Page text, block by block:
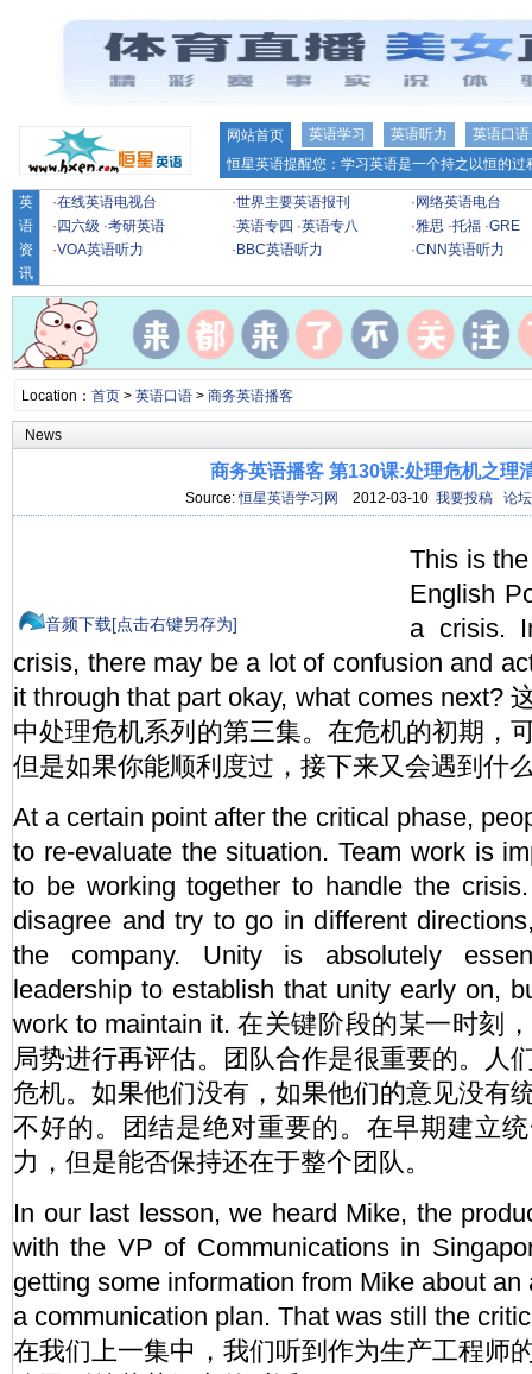
网站首页 英语学习 英语听力
英语口语
恒星英语提醒您：学习英语是一个持之以恒的
英
语
资
讯
·在线英语电视台 ·世界主要英语报刊 · 网络英语电台
· 四六级 ·考研英语 ·英语专四 ·英语专八 ·雅思 ·托福 ·GRE
·VOA英语听力 · BBC英语听力 ·CNN英语听力
Location： 首页> 英语口语> 商务英语播客
News
商务英语播客 第130课:处理危机之理
Source:恒星英语学习网 2012-03-10 我要投稿 论坛
音频下载[点击右键另存为]
This is
English
a crisis.
crisis, there may be a lot of confusion and
it through that part okay, what comes next?
中处理危机系列的第三集。在危机的初期，
但是如果你能顺利度过，接下来又会遇到什
At a certain point after the critical phase,
to re-evaluate the situation. Team work is
to be working together to handle the
disagree and try to go in different
the company. Unity is absolutely
leadership to establish that unity early on,
work to maintain it. 在关键阶段的某一时刻
局势进行再评估。团队合作是很重要的。人
危机。如果他们没有，如果他们的意见没有
不好的。团结是绝对重要的。在早期建立
力，但是能否保持还在于整个团队。
In our last lesson, we heard Mike, the
with the VP of Communications in
getting some information from Mike about
a communication plan. That was still the
在我们上一集中，我们听到作为生产工程师